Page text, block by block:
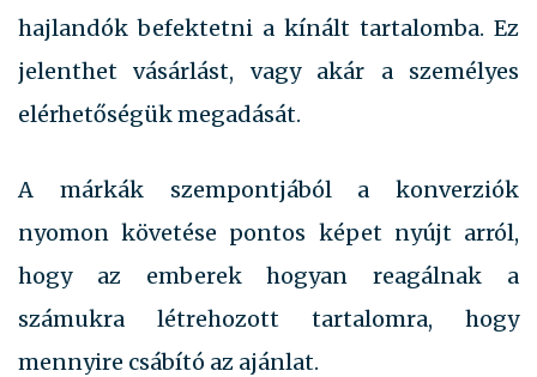
hajlandók befektetni a kínált tartalomba. Ez
jelenthet vásárlást, vagy akár a személyes
elérhetőségük megadását.
A márkák szempontjából a konverziók
nyomon követése pontos képet nyújt arról,
hogy az emberek hogyan reagálnak a
számukra létrehozott tartalomra, hogy
mennyire csábító az ajánlat.